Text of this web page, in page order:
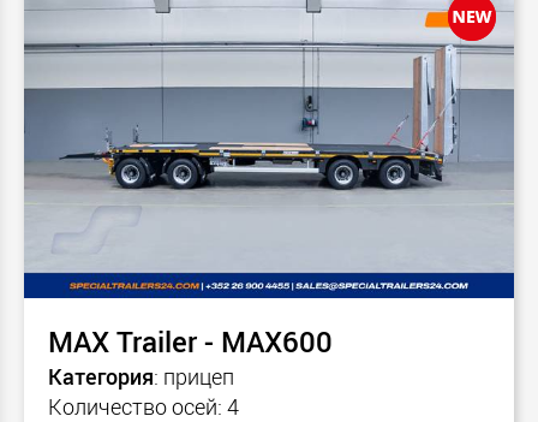
MAX Trailer - MAX600
Категория: прицеп
Количество осей: 4